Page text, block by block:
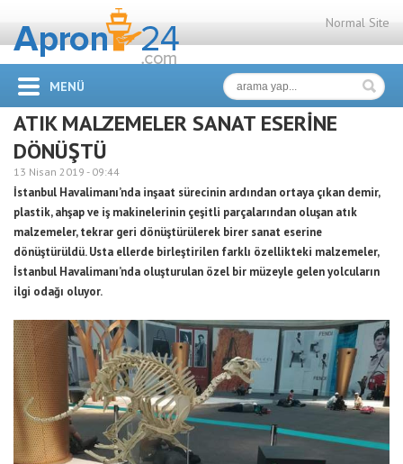
Normal Site
MENÜ
ATIK MALZEMELER SANAT ESERİNE
DÖNÜŞTÜ
13 Nisan 2019 - 09:44
İstanbul Havalimanı’nda inşaat sürecinin ardından ortaya çıkan demir,
plastik, ahşap ve iş makinelerinin çeşitli parçalarından oluşan atık
malzemeler, tekrar geri dönüştürülerek birer sanat eserine
dönüştürüldü. Usta ellerde birleştirilen farklı özellikteki malzemeler,
İstanbul Havalimanı’nda oluşturulan özel bir müzeyle gelen yolcuların
ilgi odağı oluyor.